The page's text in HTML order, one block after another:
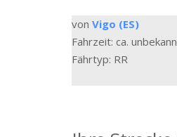
von Vigo (ES)
Fahrzeit: ca.
Fährtyp: RR